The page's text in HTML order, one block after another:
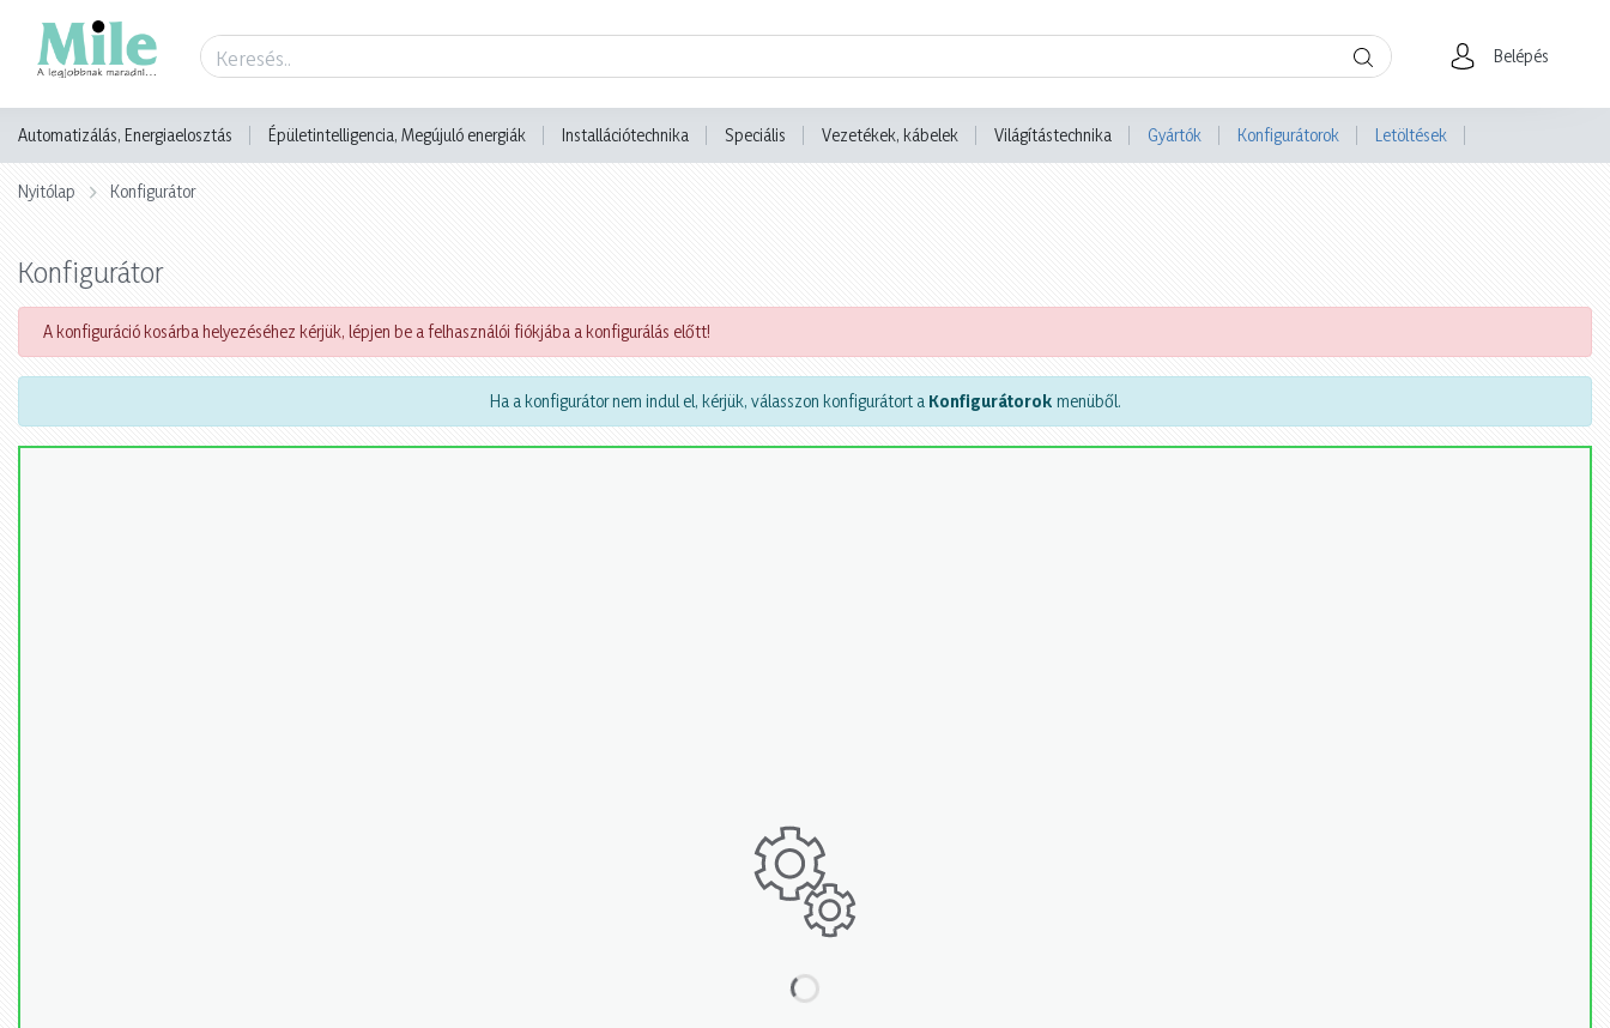
Belépés
Automatizálás, Energiaelosztás Épületintelligencia, Megújuló energiák Installációtechnika Speciális Vezetékek, kábelek Világítástechnika Gyártók Konfigurátorok Letöltések
Nyitólap Konfigurátor
Konfigurátor
A konfiguráció kosárba helyezéséhez kérjük, lépjen be a felhasználói fiókjába a konfigurálás előtt!
Ha a konfigurátor nem indul el, kérjük, válasszon konfigurátort a Konfigurátorok menüből.